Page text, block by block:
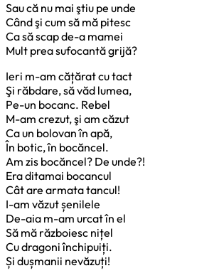
Sau că nu mai ştiu pe unde
Când şi cum să mă pitesc
Ca să scap de-a mamei
Mult prea sufocantă grijă?
Ieri m-am cățărat cu tact
Şi răbdare, să văd lumea,
Pe-un bocanc. Rebel
M-am crezut, şi am căzut
Ca un bolovan în apă,
În botic, în bocăncel.
Am zis bocăncel? De unde?!
Era ditamai bocancul
Cât are armata tancul!
I-am văzut șenilele
De-aia m-am urcat în el
Să mă războiesc nițel
Cu dragoni închipuiți.
Și dușmanii nevăzuți!